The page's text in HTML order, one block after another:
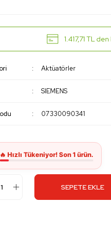
1.417,71 TL
Aktüatörler
SIEMENS
07330090341
SEPETE EKLE